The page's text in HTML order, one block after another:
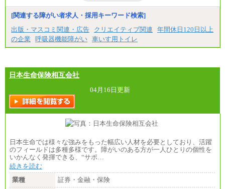
[関連する障がい者求人・採用キーワード検索]
出版・マスコミ関連・広告
クリエイティブ関連
年間休日120日以上
の企業
呼吸器機能障がい 車いす用トイレ
日本生命保険相互会社
04月16日更新
日本生命では様々な強みをもった幅広い人材を必要としており、活躍
のフィールドは多種多様です。障がいのある方が一人ひとりの個性を
いかんなく発揮できる、“サポ…
続きを読む
業種
証券・金融・保険